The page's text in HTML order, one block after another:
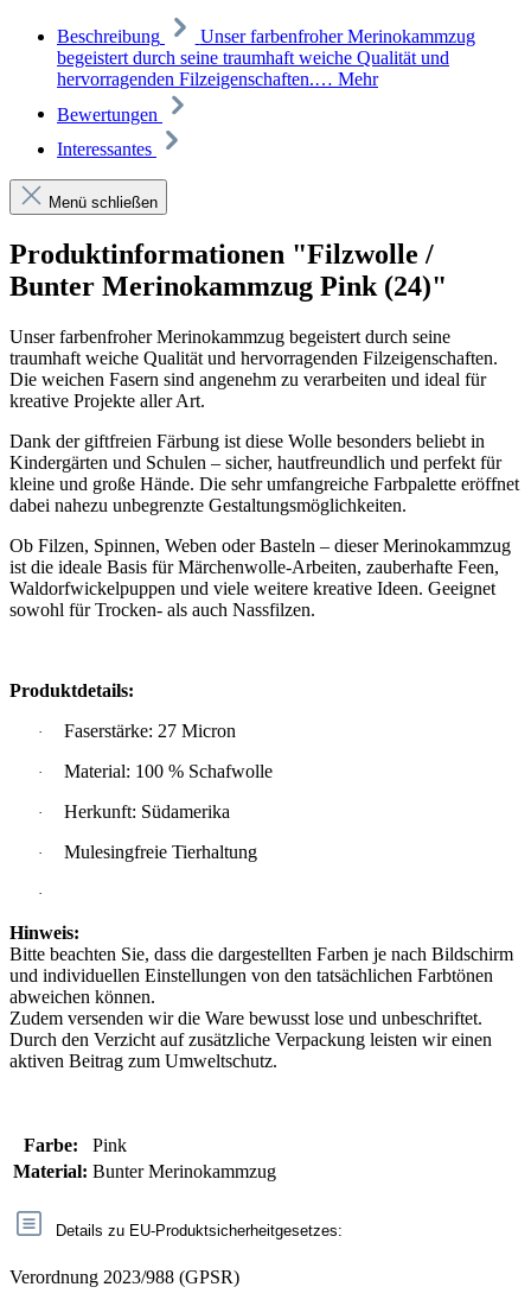
Beschreibung
Unser farbenfroher Merinokammzug
begeistert durch seine traumhaft weiche Qualität und
hervorragenden Filzeigenschaften.… Mehr
Bewertungen
Interessantes
Menü schließen
Produktinformationen "Filzwolle /
Bunter Merinokammzug Pink (24)"
Unser farbenfroher Merinokammzug begeistert durch seine
traumhaft weiche Qualität und hervorragenden Filzeigenschaften.
Die weichen Fasern sind angenehm zu verarbeiten und ideal für
kreative Projekte aller Art.
Dank der giftfreien Färbung ist diese Wolle besonders beliebt in
Kindergärten und Schulen – sicher, hautfreundlich und perfekt für
kleine und große Hände. Die sehr umfangreiche Farbpalette eröffnet
dabei nahezu unbegrenzte Gestaltungsmöglichkeiten.
Ob Filzen, Spinnen, Weben oder Basteln – dieser Merinokammzug
ist die ideale Basis für Märchenwolle-Arbeiten, zauberhafte Feen,
Waldorfwickelpuppen und viele weitere kreative Ideen. Geeignet
sowohl für Trocken- als auch Nassfilzen.
Produktdetails:
· Faserstärke: 27 Micron
· Material: 100 % Schafwolle
· Herkunft: Südamerika
· Mulesingfreie Tierhaltung
·
Hinweis:
Bitte beachten Sie, dass die dargestellten Farben je nach Bildschirm
und individuellen Einstellungen von den tatsächlichen Farbtönen
abweichen können.
Zudem versenden wir die Ware bewusst lose und unbeschriftet.
Durch den Verzicht auf zusätzliche Verpackung leisten wir einen
aktiven Beitrag zum Umweltschutz.
Farbe:
Pink
Material: Bunter Merinokammzug
Details zu EU-Produktsicherheitgesetzes:
Verordnung 2023/988 (GPSR)